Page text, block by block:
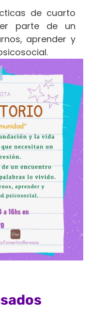
de cuarto
parte de un
aprender y